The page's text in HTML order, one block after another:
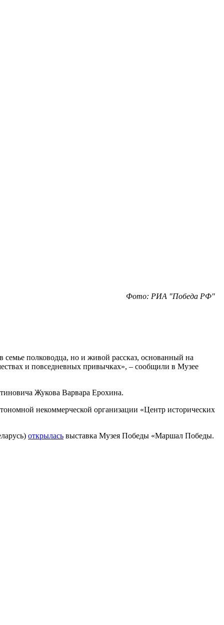
Фото: РИА "Победа РФ"
полководца, но и живой рассказ, основанный на
и повседневных привычках», – сообщили в Музее
Жукова Варвара Ерохина.
некоммерческой организации «Центр исторических
открылась выставка Музея Победы «Маршал Победы.